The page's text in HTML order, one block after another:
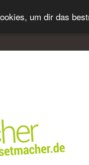
um dir das